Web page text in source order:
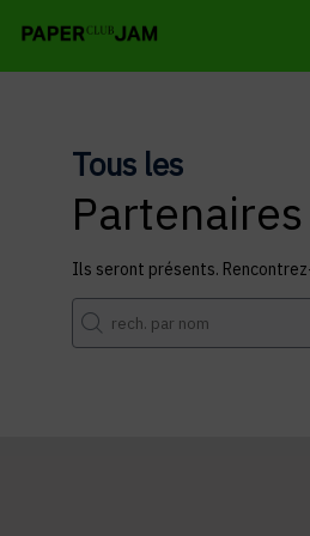
Tous les
Partenaires
Ils seront présents.